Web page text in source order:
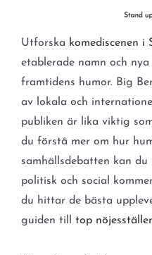
Utforska komediscenen i
etablerade namn och
framtidens humor. Big
av lokala och
publiken är lika viktig
du förstå mer om hur
samhällsdebatten kan
politisk och social
du hittar de bästa
guiden till top